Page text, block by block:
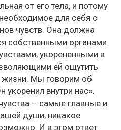
от его тела, и потому
для себя с
чувств. Она должна
собственными органами
укорененными в
ей ощутить
жизни. Мы говорим об
внутри нас».
– самые главные и
души, никакое
И в этом ответ